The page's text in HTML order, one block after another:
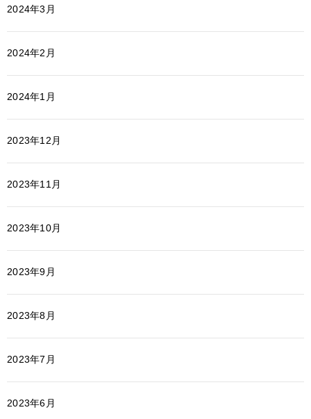
2024年3月
2024年2月
2024年1月
2023年12月
2023年11月
2023年10月
2023年9月
2023年8月
2023年7月
2023年6月